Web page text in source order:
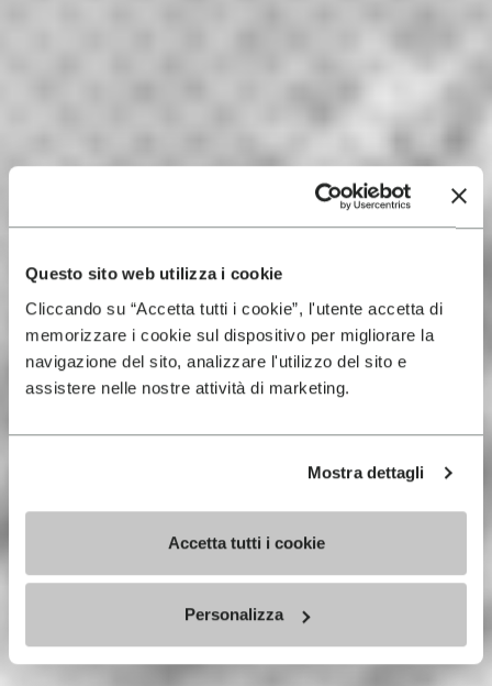
Questo sito web utilizza i cookie
Cliccando su “Accetta tutti i cookie”, l'utente accetta di
memorizzare i cookie sul dispositivo per migliorare la
navigazione del sito, analizzare l'utilizzo del sito e
assistere nelle nostre attività di marketing.
Mostra dettagli
Accetta tutti i cookie
Personalizza